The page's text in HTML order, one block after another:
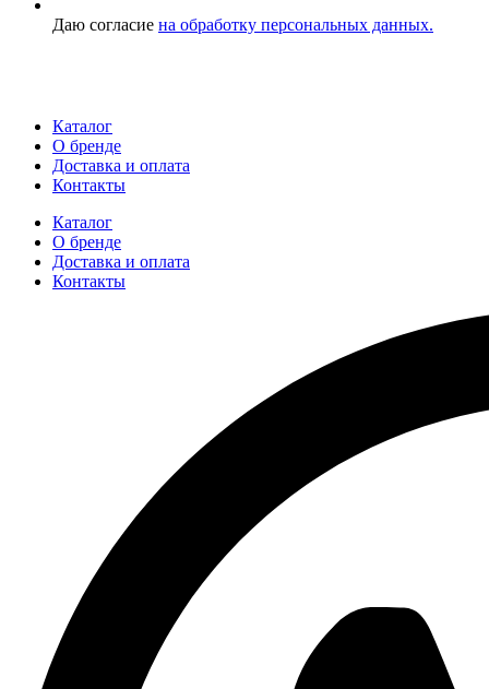
Даю согласие на обработку персональных данных.
Каталог
О бренде
Доставка и оплата
Контакты
Каталог
О бренде
Доставка и оплата
Контакты